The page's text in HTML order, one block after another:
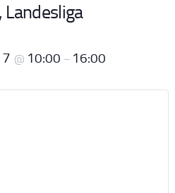
Landesliga
@ 10:00 – 16:00